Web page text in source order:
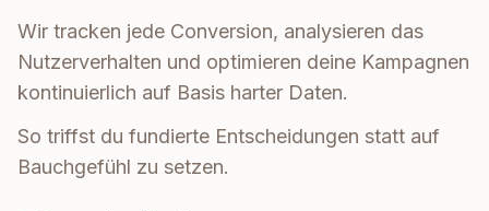
Wir tracken jede Conversion, analysieren das
Nutzerverhalten und optimieren deine Kampagnen
kontinuierlich auf Basis harter Daten.
So triffst du fundierte Entscheidungen statt auf
Bauchgefühl zu setzen.